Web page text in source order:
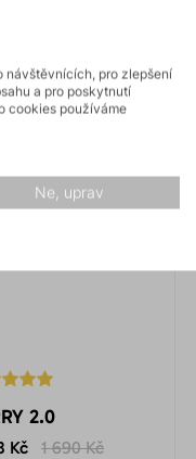
2.0
Kč 1 690 Kč
návštěvnících, pro zlepšení
a pro poskytnutí
cookies používáme
Ne, uprav